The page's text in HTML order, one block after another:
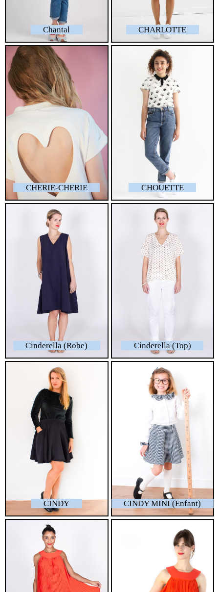
Chantal CHARLOTTE
CHERIE-CHERIE CHOUETTE
Cinderella (Robe) Cinderella (Top)
CINDY CINDY MINI (Enfant)